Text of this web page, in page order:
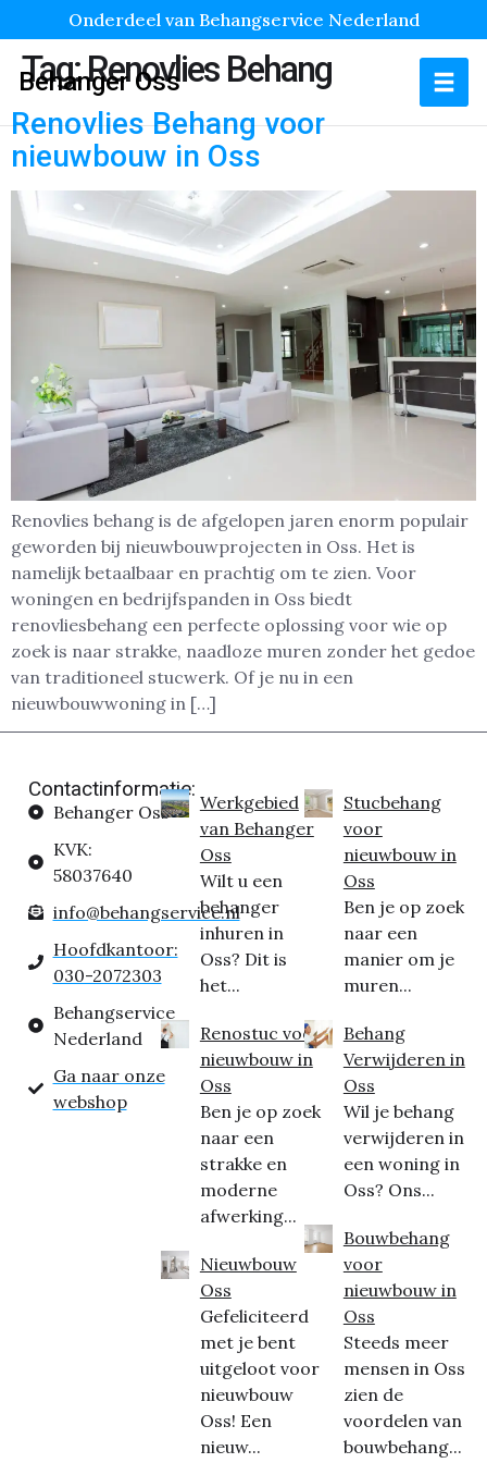
Onderdeel van Behangservice Nederland
Behanger Oss
Tag:Renovlies Behang
Renovlies Behang voor
nieuwbouw in Oss
Renovlies behang is de afgelopen jaren enorm populair
geworden bij nieuwbouwprojecten in Oss. Het is
namelijk betaalbaar en prachtig om te zien. Voor
woningen en bedrijfspanden in Oss biedt
renovliesbehang een perfecte oplossing voor wie op
zoek is naar strakke, naadloze muren zonder het gedoe
van traditioneel stucwerk. Of je nu in een
nieuwbouwwoning in […]
Contactinformatie:
Behanger Oss
KVK:
58037640
info@behangservice.nl
Hoofdkantoor:
030-2072303
Behangservice
Nederland
Ga naar onze
webshop
Werkgebied
van Behanger
Oss
Wilt u een
behanger
inhuren in
Oss? Dit is
het...
Renostuc voor
nieuwbouw in
Oss
Ben je op zoek
naar een
strakke en
moderne
afwerking...
Nieuwbouw
Oss
Gefeliciteerd
met je bent
uitgeloot voor
nieuwbouw
Oss! Een
nieuw...
Stucbehang
voor
nieuwbouw in
Oss
Ben je op zoek
naar een
manier om je
muren...
Behang
Verwijderen in
Oss
Wil je behang
verwijderen in
een woning in
Oss? Ons...
Bouwbehang
voor
nieuwbouw in
Oss
Steeds meer
mensen in Oss
zien de
voordelen van
bouwbehang...